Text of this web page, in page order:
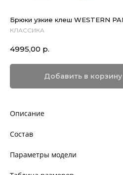
Брюки узкие клеш WESTERN
КЛАССИКА
4995,00 р.
Добавить в корзину
Описание
Состав
Параметры модели